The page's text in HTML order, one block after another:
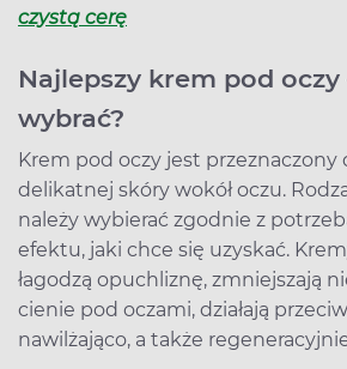
czystą cerę
Najlepszy krem pod oczy
wybrać?
Krem pod oczy jest przeznaczony
delikatnej skóry wokół oczu.
należy wybierać zgodnie z
efektu, jaki chce się uzyskać.
łagodzą opuchliznę, zmniejszają
cienie pod oczami, działają
nawilżająco, a także